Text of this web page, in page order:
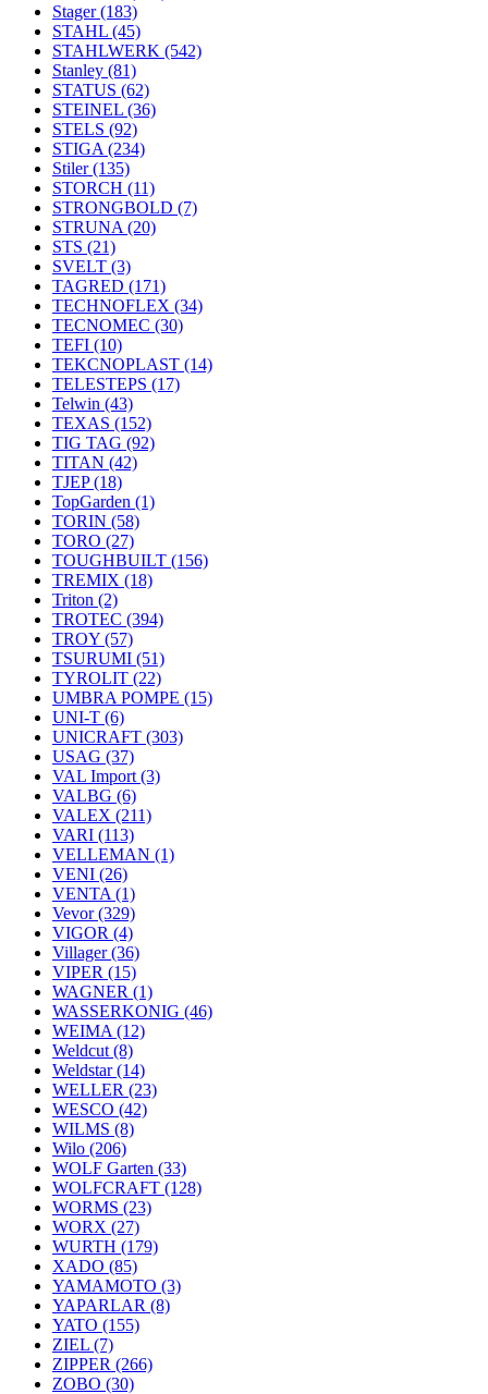
Stager(183)
STAHL (45)
STAHLWERK (542)
Stanley (81)
STATUS (62)
STEINEL (36)
STELS (92)
STIGA (234)
Stiler(135)
STORCH (11)
STRONGBOLD (7)
STRUNA (20)
STS (21)
SVELT (3)
TAGRED (171)
TECHNOFLEX (34)
TECNOMEC (30)
TEFI (10)
TEKCNOPLAST (14)
TELESTEPS (17)
Telwin (43)
TEXAS (152)
TIG TAG (92)
TITAN (42)
TJEP(18)
TopGarden (1)
TORIN (58)
TORO (27)
TOUGHBUILT (156)
TREMIX (18)
Triton (2)
TROTEC (394)
TROY (57)
TSURUMI (51)
TYROLIT (22)
UMBRA POMPE (15)
UNI-T (6)
UNICRAFT (303)
USAG (37)
VAL Import (3)
VALBG (6)
VALEX (211)
VARI (113)
VELLEMAN (1)
VENI (26)
VENTA (1)
Vevor(329)
VIGOR (4)
Villager(36)
VIPER (15)
WAGNER (1)
WASSERKONIG (46)
WEIMA (12)
Weldcut (8)
Weldstar(14)
WELLER (23)
WESCO (42)
WILMS (8)
Wilo (206)
WOLF Garten (33)
WOLFCRAFT (128)
WORMS (23)
WORX (27)
WURTH (179)
XADO (85)
YAMAMOTO (3)
YAPARLAR (8)
YATO (155)
ZIEL (7)
ZIPPER (266)
ZOBO (30)